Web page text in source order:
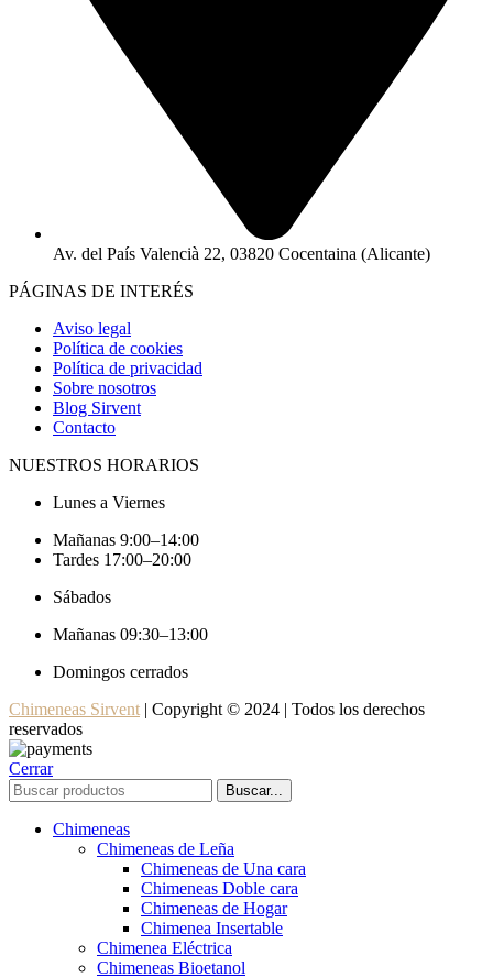
Av. del País Valencià 22, 03820 Cocentaina (Alicante)
PÁGINAS DE INTERÉS
Aviso legal
Política de cookies
Política de privacidad
Sobre nosotros
Blog Sirvent
Contacto
NUESTROS HORARIOS
Lunes a Viernes
Mañanas 9:00–14:00
Tardes 17:00–20:00
Sábados
Mañanas 09:30–13:00
Domingos cerrados
Chimeneas Sirvent | Copyright © 2024 | Todos los derechos
reservados
Cerrar
Buscar...
Chimeneas
Chimeneas de Leña
Chimeneas de Una cara
Chimeneas Doble cara
Chimeneas de Hogar
Chimenea Insertable
Chimenea Eléctrica
Chimeneas Bioetanol